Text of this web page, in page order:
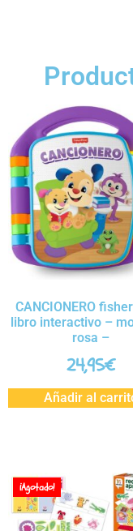
CANCIONERO
libro interactivo –
rosa –
24,95€
Añadir al
¡Agotado!